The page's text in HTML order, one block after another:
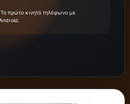
πρώτο κινητό τηλέφωνο με